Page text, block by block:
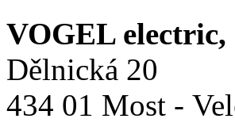
VOGEL electric,
Dělnická 20
434 01 Most -